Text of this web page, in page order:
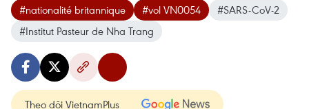
#nationalité britannique #vol VN0054
#SARS-CoV-2
#Institut Pasteur de Nha Trang
Theo dõi VietnamPlus